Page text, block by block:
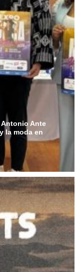
Antonio Ante
la moda en